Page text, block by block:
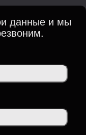
данные и мы